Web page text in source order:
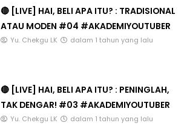
🔴 [LIVE] HAI, BELI APA ITU? : TRADISIONAL
ATAU MODEN #04 #AKADEMIYOUTUBER
Yu. Chekgu LK dalam 1 tahun yang lalu
🔴 [LIVE] HAI, BELI APA ITU? : PENINGLAH,
TAK DENGAR! #03 #AKADEMIYOUTUBER
Yu. Chekgu LK dalam 1 tahun yang lalu